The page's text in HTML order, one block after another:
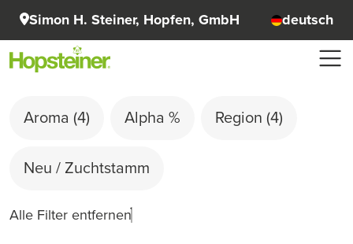
Simon H. Steiner, Hopfen, GmbH deutsch
Aroma (4) Alpha % Region (4)
Neu / Zuchtstamm
Alle Filter entfernen